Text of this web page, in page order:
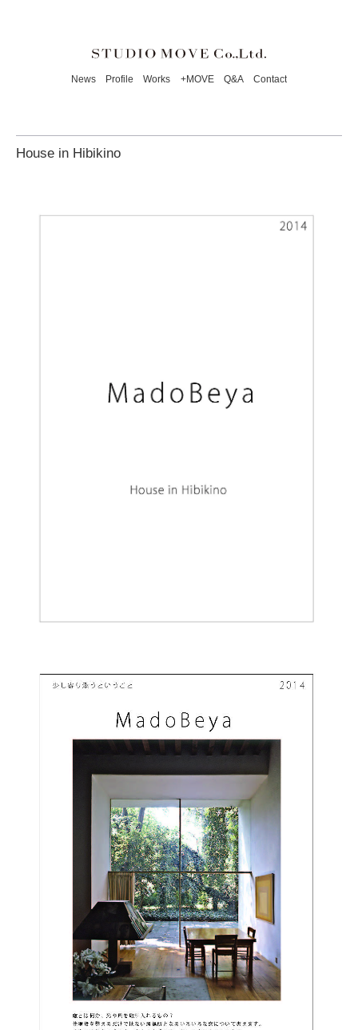
News Profile Works +MOVE Q&A Contact
House in Hibikino